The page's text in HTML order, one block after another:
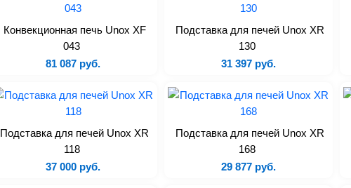
Конвекционная печь Unox XF
043
81 087 руб.
Подставка для печей Unox XR
130
31 397 руб.
Подставка для печей Unox XR
118
37 000 руб.
Подставка для печей Unox XR
168
29 877 руб.